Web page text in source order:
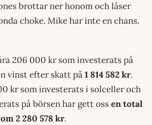
brottar ner honom och låser
choke. Mike har inte en chans.
206 000 kr som investerats på
vinst efter skatt på1 814 582 kr.
kr som investerats i solceller och
på börsen har gett ossen total
2 280 578 kr.